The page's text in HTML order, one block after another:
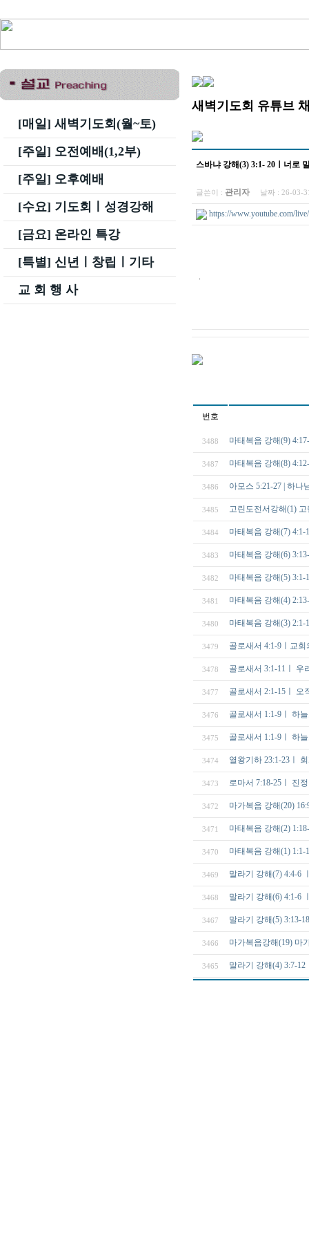
[매일] 새벽기도회(월~토)
[주일] 오전예배(1,2부)
[주일] 오후예배
[수요] 기도회ㅣ성경강해
[금요] 온라인 특강
[특별] 신년ㅣ창립ㅣ기타
교 회 행 사
새벽기도회 유튜브
스바냐 강해(3) 3:1- 20ㅣ너로
글쓴이 : 관리자 날짜 : 26-03-
https://www.youtube.com/
.
번호
3488 마태복음 강해(9)
3487 마태복음 강해(8)
3486 아모스 5:21-27 | 하나
3485 고린도전서강해(1)
3484 마태복음 강해(7)
3483 마태복음 강해(6)
3482 마태복음 강해(5)
3481 마태복음 강해(4)
3480 마태복음 강해(3)
3479 골로새서 4:1-9ㅣ교
3478 골로새서 3:1-11ㅣ 우
3477 골로새서 2:1-15ㅣ 오
3476 골로새서 1:1-9ㅣ 하
3475 골로새서 1:1-9ㅣ 하
3474 열왕기하 23:1-23ㅣ
3473 로마서 7:18-25ㅣ 진
3472 마가복음 강해(20)
3471 마태복음 강해(2)
3470 마태복음 강해(1)
3469 말라기 강해(7) 4:4-6
3468 말라기 강해(6) 4:1-6
3467 말라기 강해(5) 3:13-
3466 마가복음강해(19) 마
3465 말라기 강해(4) 3:7-